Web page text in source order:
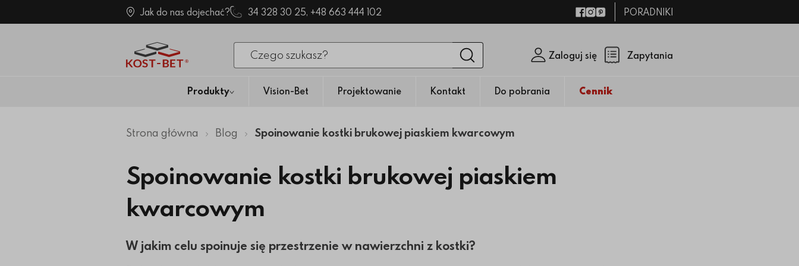
Jak do nas dojechać? 34 328 30 25, +48 663 444 102 Facebook
Instagram
PinterestPORADNIKI
Po kliknięciu przycisku fraza zostanie wyszukana
Wyszukaj
Zapytania
(pusty)
Zaloguj się
Produkty Vision-Bet Projektowanie Kontakt Do pobrania Cennik
Strona główna Blog Spoinowanie kostki brukowej piaskiem kwarcowym
Spoinowanie kostki brukowej piaskiem
kwarcowym
W jakim celu spoinuje się przestrzenie w nawierzchni z kostki?